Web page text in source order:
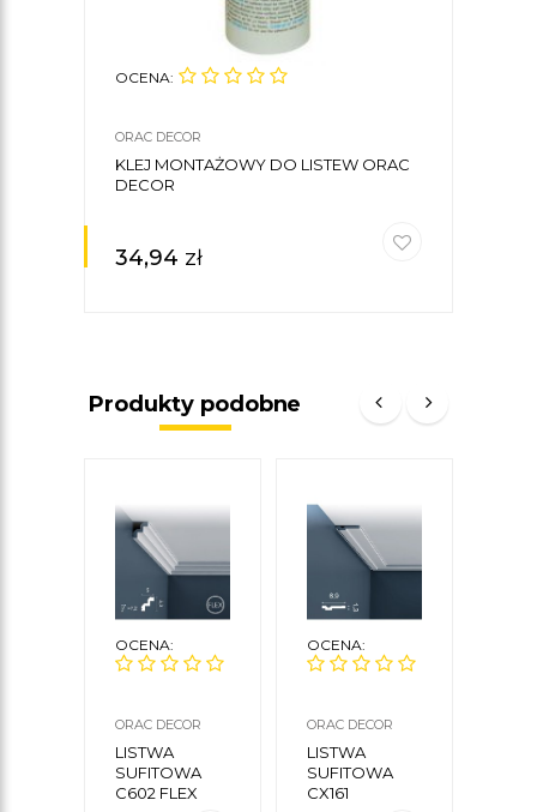
OCENA:
ORAC DECOR
KLEJ MONTAŻOWY DO LISTEW ORAC
DECOR
34,94 zł
Produkty podobne
OCENA:
ORAC DECOR
LISTWA
SUFITOWA
C602 FLEX
OCENA:
ORAC DECOR
LISTWA
SUFITOWA
CX161